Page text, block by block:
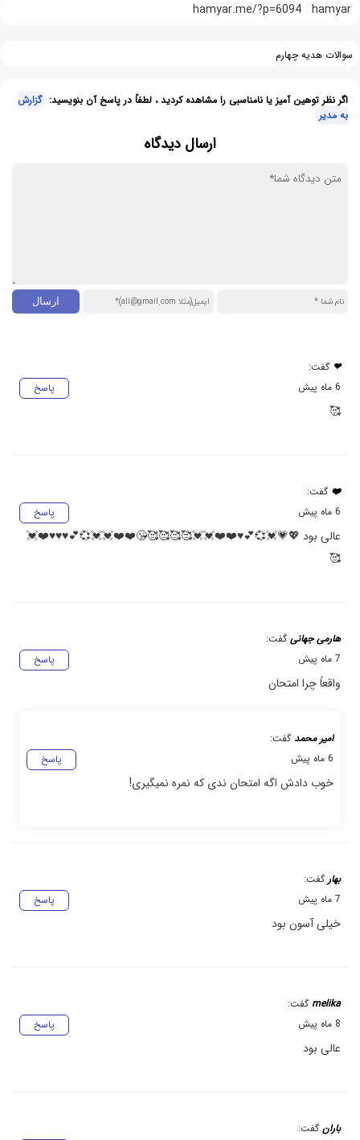
hamyar
hamyar.me/?p=6094
سوالات هدیه چهارم
اگر نظر توهین آمیز یا نامناسبی را مشاهده کردید ، لطفاً در پاسخ آن بنویسید: گزارش
به مدیر
ارسال دیدگاه
❤ گفت:
پاسخ
6 ماه پیش
🥰
❤️ گفت:
پاسخ
6 ماه پیش
عالی بود 💖💗💓💞💕♥️❤️❤️💓💓🥰🥰🥰🥰😘❤️❤️💓💓💞💕♥️♥️♥️❤️💓
🥰
هارمی جهانی گفت:
پاسخ
7 ماه پیش
واقعاً چرا امتحان
امیر محمد گفت:
پاسخ
6 ماه پیش
خوب دادش اگه امتحان ندی که نمره نمیگیری!
بهار گفت:
پاسخ
7 ماه پیش
خیلی آسون بود
melika گفت:
پاسخ
8 ماه پیش
عالی بود
باران گفت: